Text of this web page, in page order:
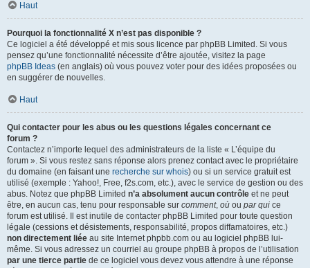
Haut
Pourquoi la fonctionnalité X n’est pas disponible ?
Ce logiciel a été développé et mis sous licence par phpBB Limited. Si vous
pensez qu’une fonctionnalité nécessite d’être ajoutée, visitez la page
phpBB Ideas (en anglais) où vous pouvez voter pour des idées proposées ou
en suggérer de nouvelles.
Haut
Qui contacter pour les abus ou les questions légales concernant ce
forum ?
Contactez n’importe lequel des administrateurs de la liste « L’équipe du
forum ». Si vous restez sans réponse alors prenez contact avec le propriétaire
du domaine (en faisant une recherche sur whois) ou si un service gratuit est
utilisé (exemple : Yahoo!, Free, f2s.com, etc.), avec le service de gestion ou des
abus. Notez que phpBB Limited n’a absolument aucun contrôle et ne peut
être, en aucun cas, tenu pour responsable sur comment, où ou par qui ce
forum est utilisé. Il est inutile de contacter phpBB Limited pour toute question
légale (cessions et désistements, responsabilité, propos diffamatoires, etc.)
non directement liée au site Internet phpbb.com ou au logiciel phpBB lui-
même. Si vous adressez un courriel au groupe phpBB à propos de l’utilisation
par une tierce partie de ce logiciel vous devez vous attendre à une réponse